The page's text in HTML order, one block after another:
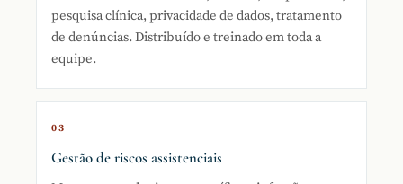
pesquisa clínica, privacidade de dados, tratamento
de denúncias. Distribuído e treinado em toda a
equipe.
03
Gestão de riscos assistenciais